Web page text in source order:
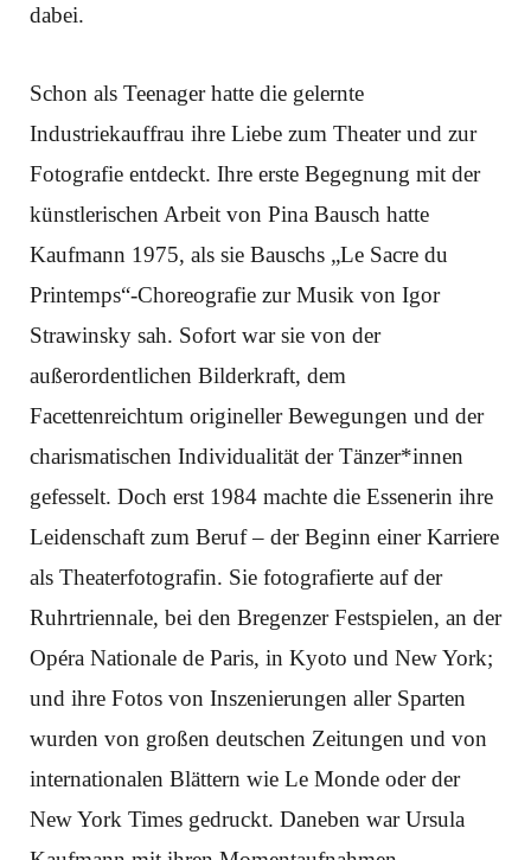
dabei.
Schon als Teenager hatte die gelernte
Industriekauffrau ihre Liebe zum Theater und zur
Fotografie entdeckt. Ihre erste Begegnung mit der
künstlerischen Arbeit von Pina Bausch hatte
Kaufmann 1975, als sie Bauschs „Le Sacre du
Printemps“-Choreografie zur Musik von Igor
Strawinsky sah. Sofort war sie von der
außerordentlichen Bilderkraft, dem
Facettenreichtum origineller Bewegungen und der
charismatischen Individualität der Tänzer*innen
gefesselt. Doch erst 1984 machte die Essenerin ihre
Leidenschaft zum Beruf – der Beginn einer Karriere
als Theaterfotografin. Sie fotografierte auf der
Ruhrtriennale, bei den Bregenzer Festspielen, an der
Opéra Nationale de Paris, in Kyoto und New York;
und ihre Fotos von Inszenierungen aller Sparten
wurden von großen deutschen Zeitungen und von
internationalen Blättern wie Le Monde oder der
New York Times gedruckt. Daneben war Ursula